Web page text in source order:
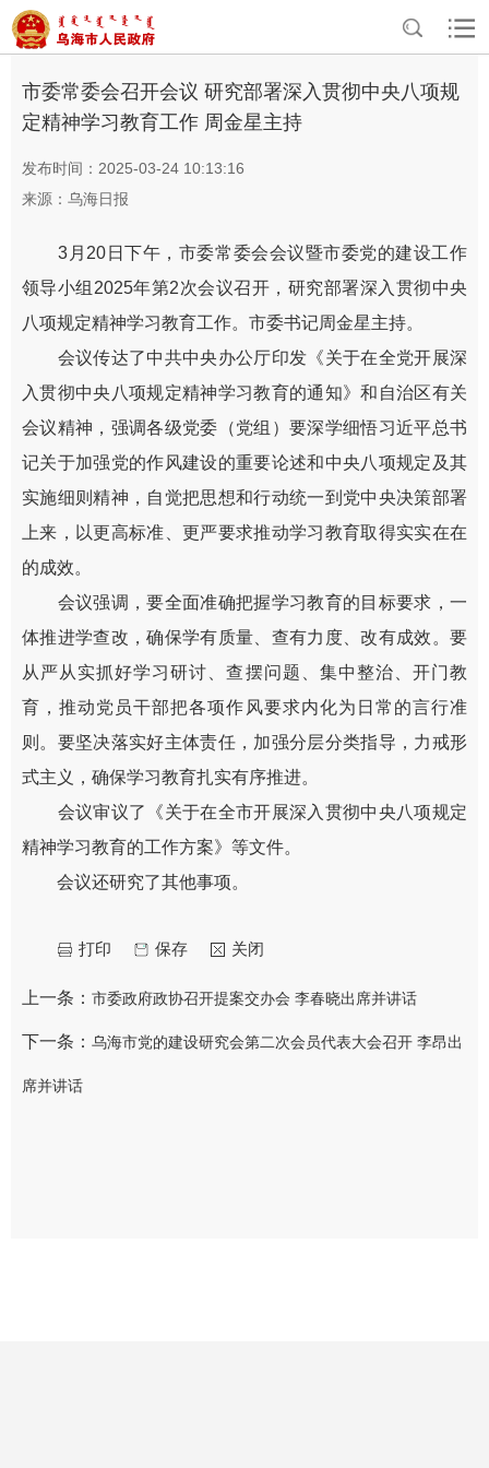
首页>党务公开 > 市委工作
市委常委会召开会议 研究部署深入贯彻中央八项规
定精神学习教育工作 周金星主持
发布时间：2025-03-24 10:13:16
来源：乌海日报
3月20日下午，市委常委会会议暨市委党的建设工作
领导小组2025年第2次会议召开，研究部署深入贯彻中央
八项规定精神学习教育工作。市委书记周金星主持。
会议传达了中共中央办公厅印发《关于在全党开展深
入贯彻中央八项规定精神学习教育的通知》和自治区有关
会议精神，强调各级党委（党组）要深学细悟习近平总书
记关于加强党的作风建设的重要论述和中央八项规定及其
实施细则精神，自觉把思想和行动统一到党中央决策部署
上来，以更高标准、更严要求推动学习教育取得实实在在
的成效。
会议强调，要全面准确把握学习教育的目标要求，一
体推进学查改，确保学有质量、查有力度、改有成效。要
从严从实抓好学习研讨、查摆问题、集中整治、开门教
育，推动党员干部把各项作风要求内化为日常的言行准
则。要坚决落实好主体责任，加强分层分类指导，力戒形
式主义，确保学习教育扎实有序推进。
会议审议了《关于在全市开展深入贯彻中央八项规定
精神学习教育的工作方案》等文件。
会议还研究了其他事项。
关闭
保存
打印
上一条： 市委政府政协召开提案交办会 李春晓出席并讲话
下一条： 乌海市党的建设研究会第二次会员代表大会召开 李昂出
席并讲话